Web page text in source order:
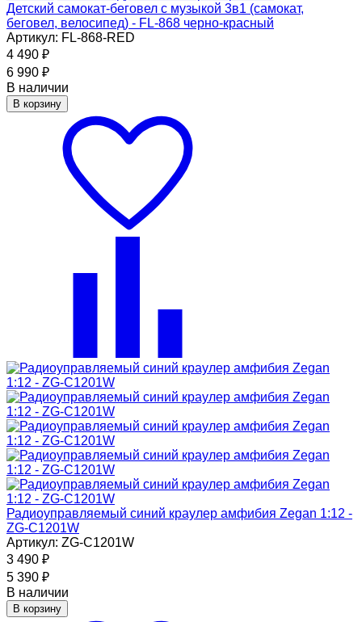
Детский самокат-беговел с музыкой 3в1 (самокат,
беговел, велосипед) - FL-868 черно-красный
Артикул: FL-868-RED
4 490 ₽
6 990 ₽
В наличии
В корзину
Радиоуправляемый синий краулер амфибия Zegan 1:12 -
ZG-C1201W
Артикул: ZG-C1201W
3 490 ₽
5 390 ₽
В наличии
В корзину